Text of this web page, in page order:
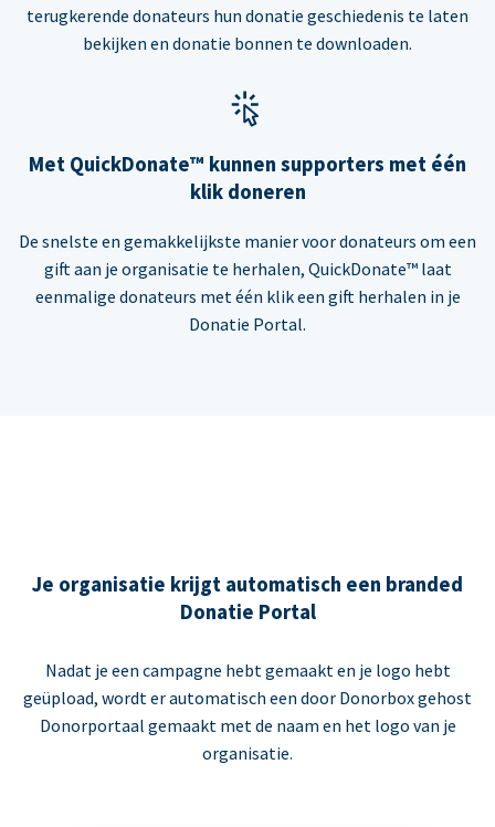
terugkerende donateurs hun donatie geschiedenis te laten
bekijken en donatie bonnen te downloaden.
Met QuickDonate™ kunnen supporters met één
klik doneren
De snelste en gemakkelijkste manier voor donateurs om een
gift aan je organisatie te herhalen, QuickDonate™ laat
eenmalige donateurs met één klik een gift herhalen in je
Donatie Portal.
Je organisatie krijgt automatisch een branded
Donatie Portal
Nadat je een campagne hebt gemaakt en je logo hebt
geüpload, wordt er automatisch een door Donorbox gehost
Donorportaal gemaakt met de naam en het logo van je
organisatie.